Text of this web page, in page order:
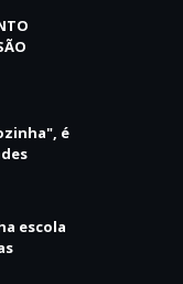
é
escola